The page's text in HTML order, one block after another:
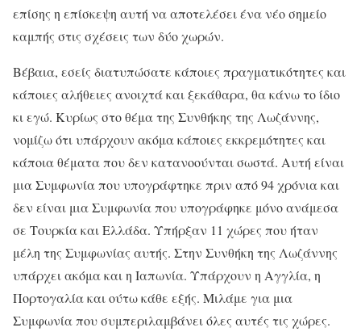
επίσης η επίσκεψη αυτή να αποτελέσει ένα νέο σημείο
καμπής στις σχέσεις των δύο χωρών.
Βέβαια, εσείς διατυπώσατε κάποιες πραγματικότητες και
κάποιες αλήθειες ανοιχτά και ξεκάθαρα, θα κάνω το ίδιο
κι εγώ. Κυρίως στο θέμα της Συνθήκης της Λωζάννης,
νομίζω ότι υπάρχουν ακόμα κάποιες εκκρεμότητες και
κάποια θέματα που δεν κατανοούνται σωστά. Αυτή είναι
μια Συμφωνία που υπογράφτηκε πριν από 94 χρόνια και
δεν είναι μια Συμφωνία που υπογράφηκε μόνο ανάμεσα
σε Τουρκία και Ελλάδα. Υπήρξαν 11 χώρες που ήταν
μέλη της Συμφωνίας αυτής. Στην Συνθήκη της Λωζάννης
υπάρχει ακόμα και η Ιαπωνία. Υπάρχουν η Αγγλία, η
Πορτογαλία και ούτω κάθε εξής. Μιλάμε για μια
Συμφωνία που συμπεριλαμβάνει όλες αυτές τις χώρες.